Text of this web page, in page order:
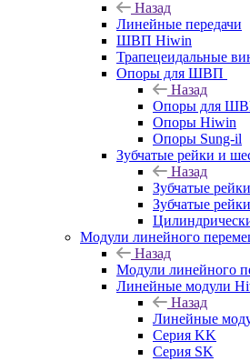
Назад
Линейные передачи
ШВП Hiwin
Трапецеидальные
Опоры для ШВП
Назад
Опоры для
Опоры Hiwin
Опоры Sung-il
Зубчатые рейки и
Назад
Зубчатые
Зубчатые рейки
Модули линейного
Назад
Модули линейного
Линейные модули
Назад
Линейные
Серия KK
Серия SK